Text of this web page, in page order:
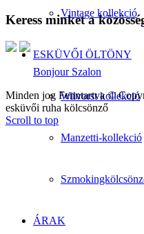
Vintage kollekció
ESKÜVŐI ÖLTÖNY
Wilvorst kollekció
Manzetti-kollekció
ÁRAK
Keress minket a
Bonjour Szalon
Minden jog Fenntartva ©
esküvői ruha kölcsönző
Scroll to top